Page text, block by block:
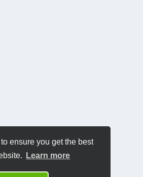
ensure you get the best
Learn more